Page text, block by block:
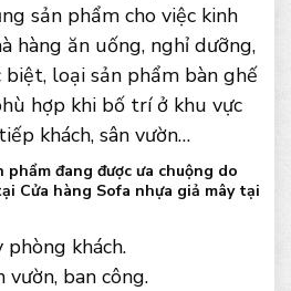
sản phẩm cho việc kinh
hàng ăn uống, nghỉ dưỡng,
loại sản phẩm bàn ghế
hợp khi bố trí ở khu vực
khách, sân vườn…
phẩm đang được ưa chuộng do
Cửa hàng Sofa nhựa giả mây tại
phòng khách.
vườn, ban công.